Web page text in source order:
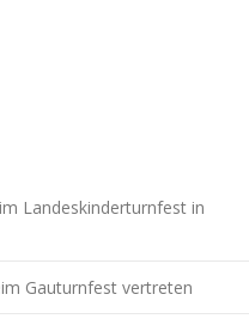
Landeskinderturnfest in
Gauturnfest vertreten